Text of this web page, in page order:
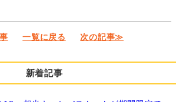
一覧に戻る 次の記事≫
新着記事